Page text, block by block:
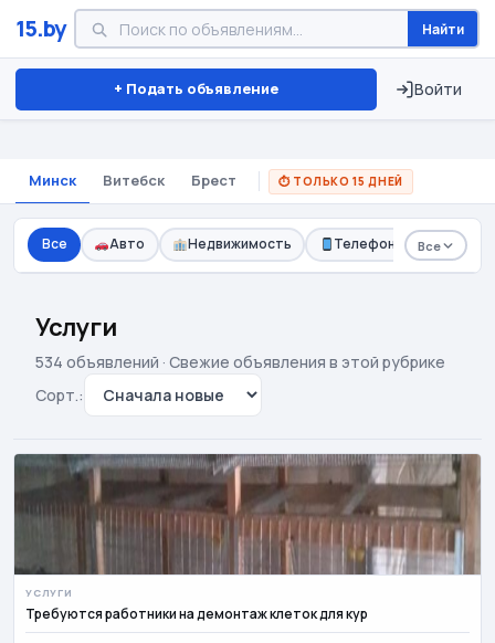
15.by Найти
+ Подать объявление Войти
Минск Витебск Брест ⏱ ТОЛЬКО 15 ДНЕЙ
Все Авто Недвижимость Телефоны Все
Электроника
Всё для детей и мам 1.1k
Ремонт и стройка 684 🛠Услуги
Все для дома 487 Мужской гардероб 459
Сад и огород
Услуги
534 объявлений · Свежие объявления в этой рубрике
Сорт.:
УСЛУГИ
Требуются работники на демонтаж клеток для кур